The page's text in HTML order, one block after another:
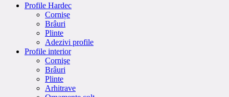
Profile Hardec
Cornișe
Brâuri
Plinte
Adezivi profile
Profile interior
Cornişe
Brâuri
Plinte
Arhitrave